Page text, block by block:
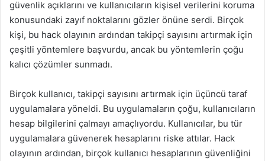
güvenlik açıklarını ve kullanıcıların kişisel verilerini koruma
konusundaki zayıf noktalarını gözler önüne serdi. Birçok
kişi, bu hack olayının ardından takipçi sayısını artırmak için
çeşitli yöntemlere başvurdu, ancak bu yöntemlerin çoğu
kalıcı çözümler sunmadı.
Birçok kullanıcı, takipçi sayısını artırmak için üçüncü taraf
uygulamalara yöneldi. Bu uygulamaların çoğu, kullanıcıların
hesap bilgilerini çalmayı amaçlıyordu. Kullanıcılar, bu tür
uygulamalara güvenerek hesaplarını riske attılar. Hack
olayının ardından, birçok kullanıcı hesaplarının güvenliğini